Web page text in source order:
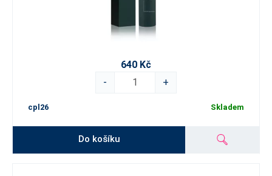
640 Kč
-
+
cpl26 Skladem
Do košíku